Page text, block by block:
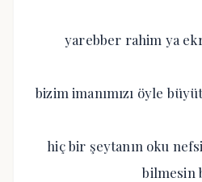
yarebber rahim ya
bizim imanımızı öyle
hiç bir şeytanın oku
bilmesin